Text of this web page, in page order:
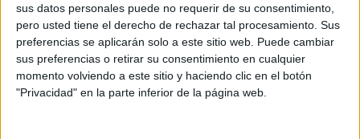
sus datos personales puede no requerir de su consentimiento,
pero usted tiene el derecho de rechazar tal procesamiento. Sus
preferencias se aplicarán solo a este sitio web. Puede cambiar
sus preferencias o retirar su consentimiento en cualquier
momento volviendo a este sitio y haciendo clic en el botón
"Privacidad" en la parte inferior de la página web.
Regino Hernández eliminado en octavos del
Mundial de Snowboard
POR EFE/ REDACCIÓN 01/02/2019 0
Regino Hernández amenaza con plantarse si
la Federación no les contrata un 'skiman'